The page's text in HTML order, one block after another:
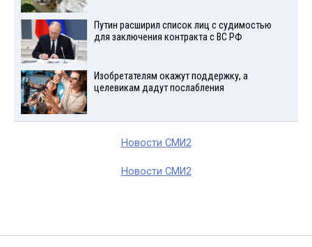
Путин расширил список лиц с судимостью
для заключения контракта с ВС РФ
Изобретателям окажут поддержку, а
целевикам дадут послабления
Новости СМИ2
Новости СМИ2